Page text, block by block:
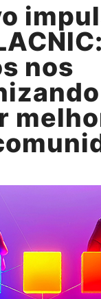
nos